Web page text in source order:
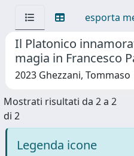
esporta
Il Platonico
magia in Francesco
2023 Ghezzani, Tommaso
Mostrati risultati da 2 a 2
di 2
Legenda icone